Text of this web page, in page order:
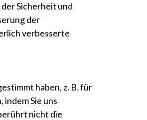
Sicherheit und
der
verbesserte
haben, z. B. für
Sie uns
nicht die